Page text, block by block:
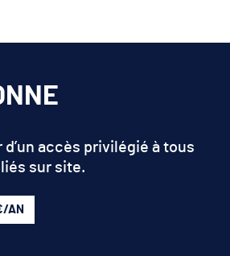
accès privilégié à tous
sur site.
AN